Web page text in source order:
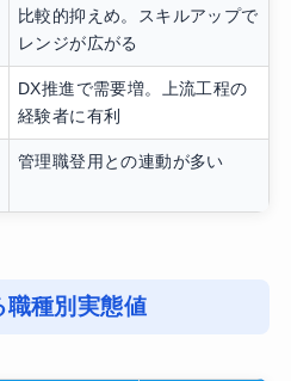
比較的抑えめ。スキルアップで
レンジが広がる
DX推進で需要増。上流工程の
経験者に有利
管理職登用との連動が多い
職種別実態値